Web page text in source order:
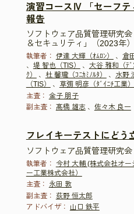
演習コースⅣ 「セーフテ
報告
ソフトウェア品質管理研究
＆セキュリティ」（2023年）
執筆者： 伊達 大輝（ｵﾑﾛﾝ） 、 倉
、 堤 智也（TIS） 、 大谷 雅和（ﾃﾞ
ｸ）
、 杜 馨瓏（ｺﾆｶﾐﾉﾙﾀ） 、 水野
（TIS）
、 草彅 明彦（ﾀﾞｲﾆﾁ工業）
主査： 金子 朋子
副主査： 髙橋 雄志、 佐々木 良一
フレイキーテストにどう
ソフトウェア品質管理研究
執筆者： 今村 大輔 (株式会社オー
ー工業株式会社）
主査：
永田 敦
副主査： 荻野 恒太郎
アドバイザ：
山口 鉄平